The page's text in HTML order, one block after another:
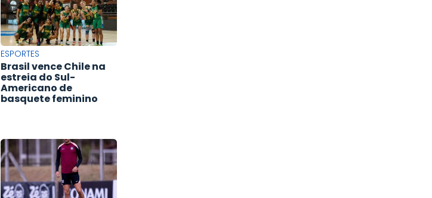
ESPORTES
Brasil vence Chile na
estreia do Sul-
Americano de
basquete feminino